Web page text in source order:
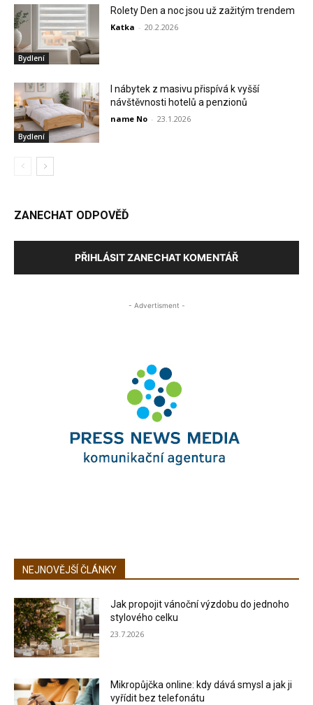
Bydlení
Rolety Den a noc jsou už zažitým trendem
Katka - 20.2.2026
Bydlení
I nábytek z masivu přispívá k vyšší
návštěvnosti hotelů a penzionů
name No - 23.1.2026
ZANECHAT ODPOVĚĎ
PŘIHLÁSIT ZANECHAT KOMENTÁŘ
- Advertisment -
NEJNOVĚJŠÍ ČLÁNKY
Jak propojit vánoční výzdobu do jednoho
stylového celku
23.7.2026
Mikropůjčka online: kdy dává smysl a jak ji
vyřídit bez telefonátu